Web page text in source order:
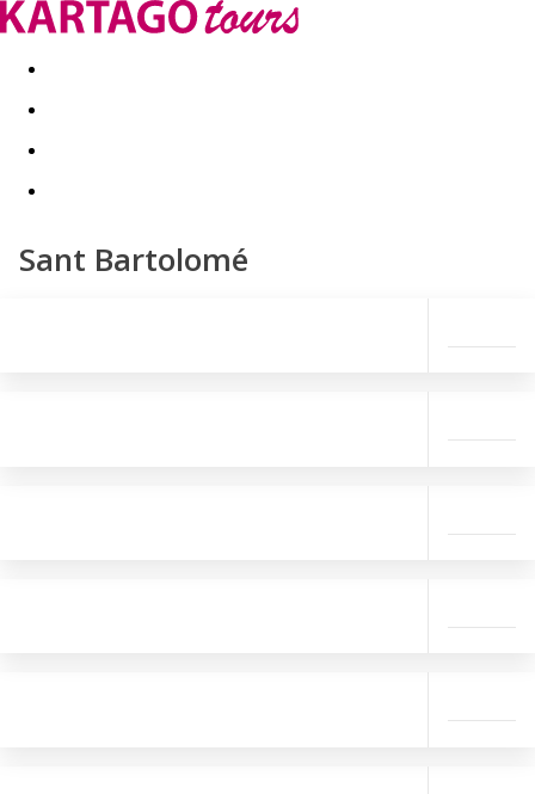
Last minute Dovolenkové kluby
Sant Bartolomé